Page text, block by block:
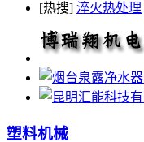
[热搜] 淬火热处理
塑料机械